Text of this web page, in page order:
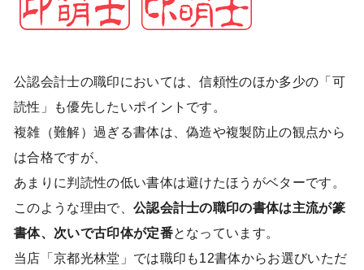
公認会計士の職印においては、信頼性のほか多少の「可
読性」も優先したいポイントです。
複雑（難解）過ぎる書体は、偽造や複製防止の観点から
は合格ですが、
あまりに判読性の低い書体は避けたほうがベターです。
このような理由で、 公認会計士の職印の書体は主流が篆
書体、次いで古印体が定番となっています。
当店「京都光林堂」では職印も12書体からお選びいただ